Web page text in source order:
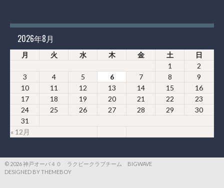
2026年8月
月 火 水 木 金 土 日
« 12月
1
2
3
4 5 6 7 8
9
10
11 12 13 14 15
16
17
18 19 20 21 22
23
24
25 26 27 28 29
30
31
© 2026 神戸オーバ４０ ラクビークラブチーム BIGWAVE
DESIGNED BY THEMEBOY